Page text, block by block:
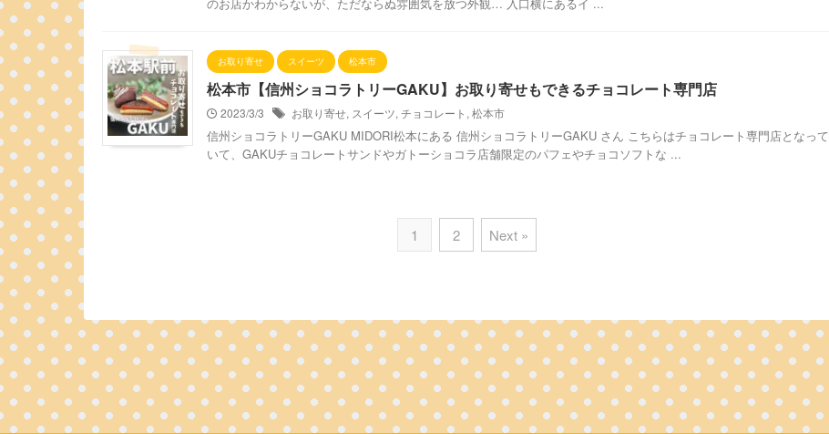
お取り寄せ スイーツ 松本市
松本市【信州ショコラトリーGAKU】お取り寄せもできるチョコレート専門店
2023/3/3 お取り寄せ, スイーツ, チョコレート , 松本市
信州ショコラトリーGAKU MIDORI松本にある 信州ショコラトリーGAKU さん こちらはチョコレート専門店となって
いて、GAKUチョコレートサンドやガトーショコラ店舗限定のパフェやチョコソフトな ...
1 2 Next »